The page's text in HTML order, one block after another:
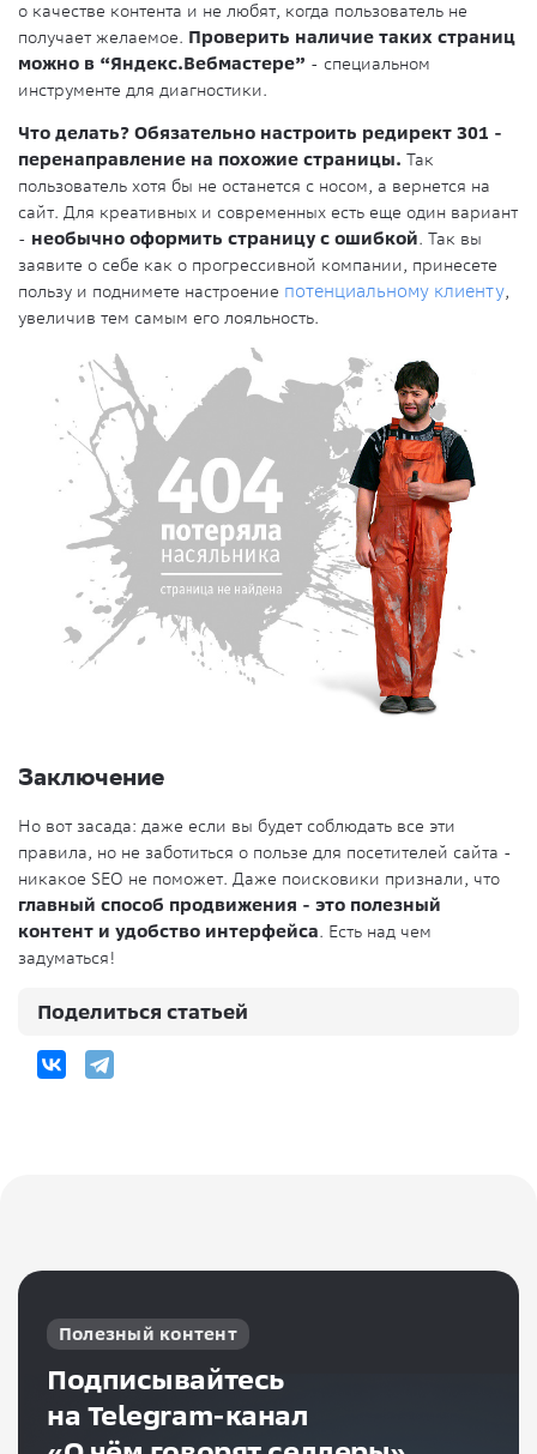
о качестве контента и не любят, когда пользователь не
получает желаемое. Проверить наличие таких страниц
можно в “Яндекс.Вебмастере” - специальном
инструменте для диагностики.
Что делать? Обязательно настроить редирект 301 -
перенаправление на похожие страницы. Так
пользователь хотя бы не останется с носом, а вернется на
сайт. Для креативных и современных есть еще один вариант
- необычно оформить страницу с ошибкой. Так вы
заявите о себе как о прогрессивной компании, принесете
пользу и поднимете настроение потенциальному клиенту,
увеличив тем самым его лояльность.
Заключение
Но вот засада: даже если вы будет соблюдать все эти
правила, но не заботиться о пользе для посетителей сайта -
никакое SEO не поможет. Даже поисковики признали, что
главный способ продвижения - это полезный
контент и удобство интерфейса. Есть над чем
задуматься!
Поделиться статьей
Полезный контент
Подписывайтесь
на Telegram-канал